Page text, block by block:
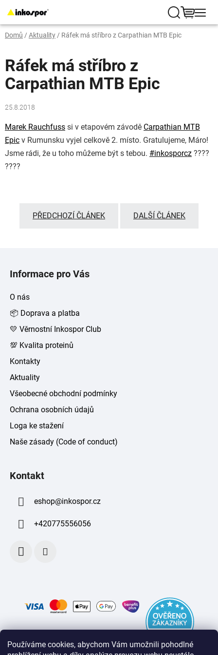
Používáme cookies, abychom Vám umožnili pohodlné
na
obsah
Hledat
Domů / Aktuality/ Ráfek má stříbro z Carpathian MTB Epic
Ráfek má stříbro z
Carpathian MTB Epic
25.8.2018
Marek Rauchfuss si v etapovém závodě Carpathian MTB
Epic v Rumunsku vyjel celkově 2. místo. Gratulujeme, Máro!
Jsme rádi, že u toho můžeme být s tebou. #inkosporcz ????
????
PŘEDCHOZÍ ČLÁNEK DALŠÍ ČLÁNEK
Informace pro Vás
O nás
📦 Doprava a platba
💛 Věrnostní Inkospor Club
💯 Kvalita proteinů
Kontakty
Aktuality
Všeobecné obchodní podmínky
Ochrana osobních údajů
Loga ke stažení
Naše zásady (Code of conduct)
Kontakt
eshop@inkospor.cz
+420775556056